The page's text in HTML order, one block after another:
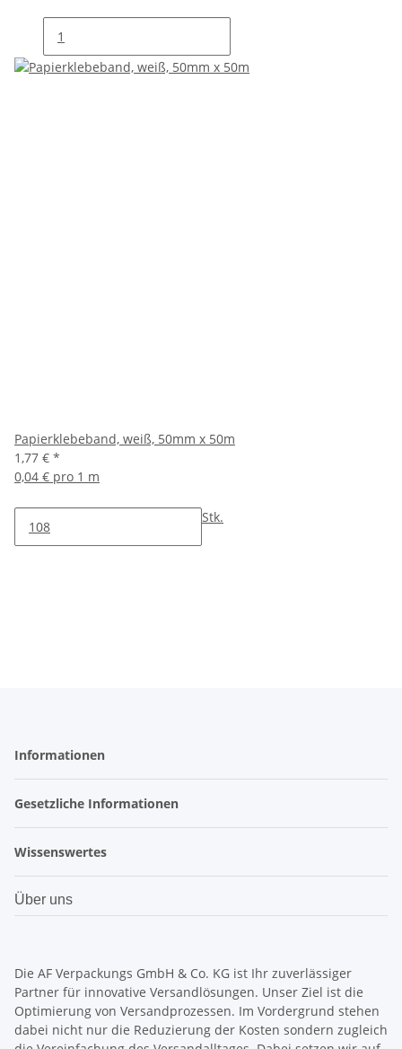
Papierklebeband, weiß, 50mm x 50m
1,77 € *
0,04 € pro 1 m
Stk.
Informationen
Gesetzliche Informationen
Wissenswertes
Über uns
Die AF Verpackungs GmbH & Co. KG ist Ihr zuverlässiger
Partner für innovative Versandlösungen. Unser Ziel ist die
Optimierung von Versandprozessen. Im Vordergrund stehen
dabei nicht nur die Reduzierung der Kosten sondern zugleich